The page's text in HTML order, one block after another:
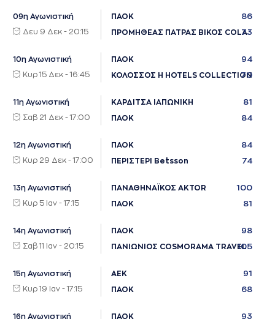
09η Αγωνιστική
Δευ 9 Δεκ - 20:15
ΠΑΟΚ 86
ΠΡΟΜΗΘΕΑΣ ΠΑΤΡΑΣ ΒΙΚΟΣ COLA73
10η Αγωνιστική
Κυρ 15 Δεκ - 16:45
ΠΑΟΚ 94
ΚΟΛΟΣΣΟΣ H HOTELS COLLECTION
70
11η Αγωνιστική
Σαβ 21 Δεκ - 17:00
ΚΑΡΔΙΤΣΑ ΙΑΠΩΝΙΚΗ 81
ΠΑΟΚ 84
12η Αγωνιστική
Κυρ 29 Δεκ - 17:00
ΠΑΟΚ 84
ΠΕΡΙΣΤΕΡΙ Betsson 74
13η Αγωνιστική
Κυρ 5 Ιαν - 17:15
ΠΑΝΑΘΗΝΑΪΚΟΣ AKTOR 100
ΠΑΟΚ 81
14η Αγωνιστική
Σαβ 11 Ιαν - 20:15
ΠΑΟΚ 98
ΠΑΝΙΩΝΙΟΣ COSMORAMA TRAVEL
105
15η Αγωνιστική
Κυρ 19 Ιαν - 17:15
ΑΕΚ 91
ΠΑΟΚ 68
16η Αγωνιστική ΠΑΟΚ 93